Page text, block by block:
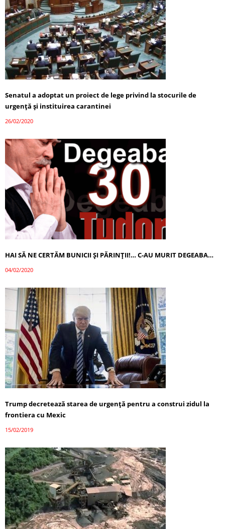
Senatul a adoptat un proiect de lege privind la stocurile de
urgenţă şi instituirea carantinei
26/02/2020
HAI SĂ NE CERTĂM BUNICII ŞI PĂRINŢII!… C-AU MURIT DEGEABA…
04/02/2020
Trump decretează starea de urgenţă pentru a construi zidul la
frontiera cu Mexic
15/02/2019